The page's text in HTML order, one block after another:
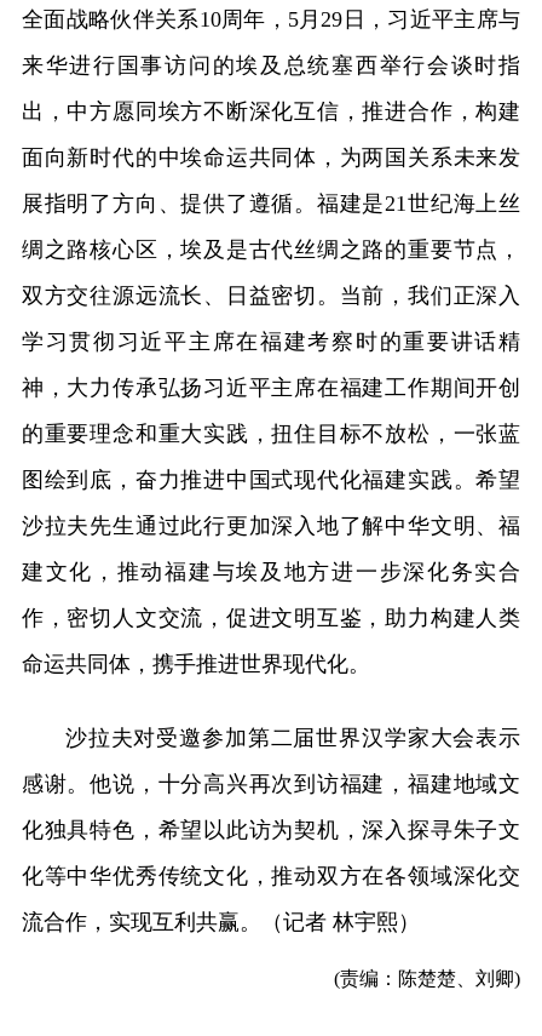
全面战略伙伴关系10周年，5月29日，习近平主席与
来华进行国事访问的埃及总统塞西举行会谈时指
出，中方愿同埃方不断深化互信，推进合作，构建
面向新时代的中埃命运共同体，为两国关系未来发
展指明了方向、提供了遵循。福建是21世纪海上丝
绸之路核心区，埃及是古代丝绸之路的重要节点，
双方交往源远流长、日益密切。当前，我们正深入
学习贯彻习近平主席在福建考察时的重要讲话精
神，大力传承弘扬习近平主席在福建工作期间开创
的重要理念和重大实践，扭住目标不放松，一张蓝
图绘到底，奋力推进中国式现代化福建实践。希望
沙拉夫先生通过此行更加深入地了解中华文明、福
建文化，推动福建与埃及地方进一步深化务实合
作，密切人文交流，促进文明互鉴，助力构建人类
命运共同体，携手推进世界现代化。
沙拉夫对受邀参加第二届世界汉学家大会表示
感谢。他说，十分高兴再次到访福建，福建地域文
化独具特色，希望以此访为契机，深入探寻朱子文
化等中华优秀传统文化，推动双方在各领域深化交
流合作，实现互利共赢。（记者 林宇熙）
(责编：陈楚楚、刘卿)